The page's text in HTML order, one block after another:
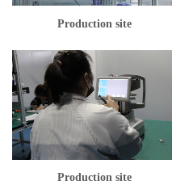
Production site
Production site